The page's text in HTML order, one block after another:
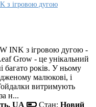
з ігровою дугою
INK з ігровою дугою -
Grow - це унікальний
багато років. У ньому
малюкові, і
витримують
н...
UA Стан: Новий